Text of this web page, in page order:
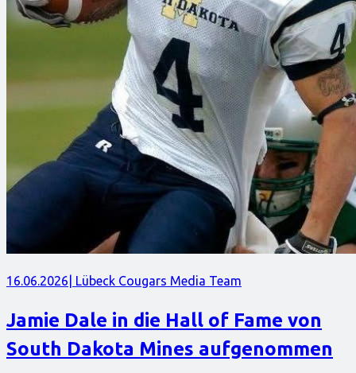
16.06.2026 | Lübeck Cougars Media Team
Jamie Dale in die Hall of Fame von
South Dakota Mines aufgenommen